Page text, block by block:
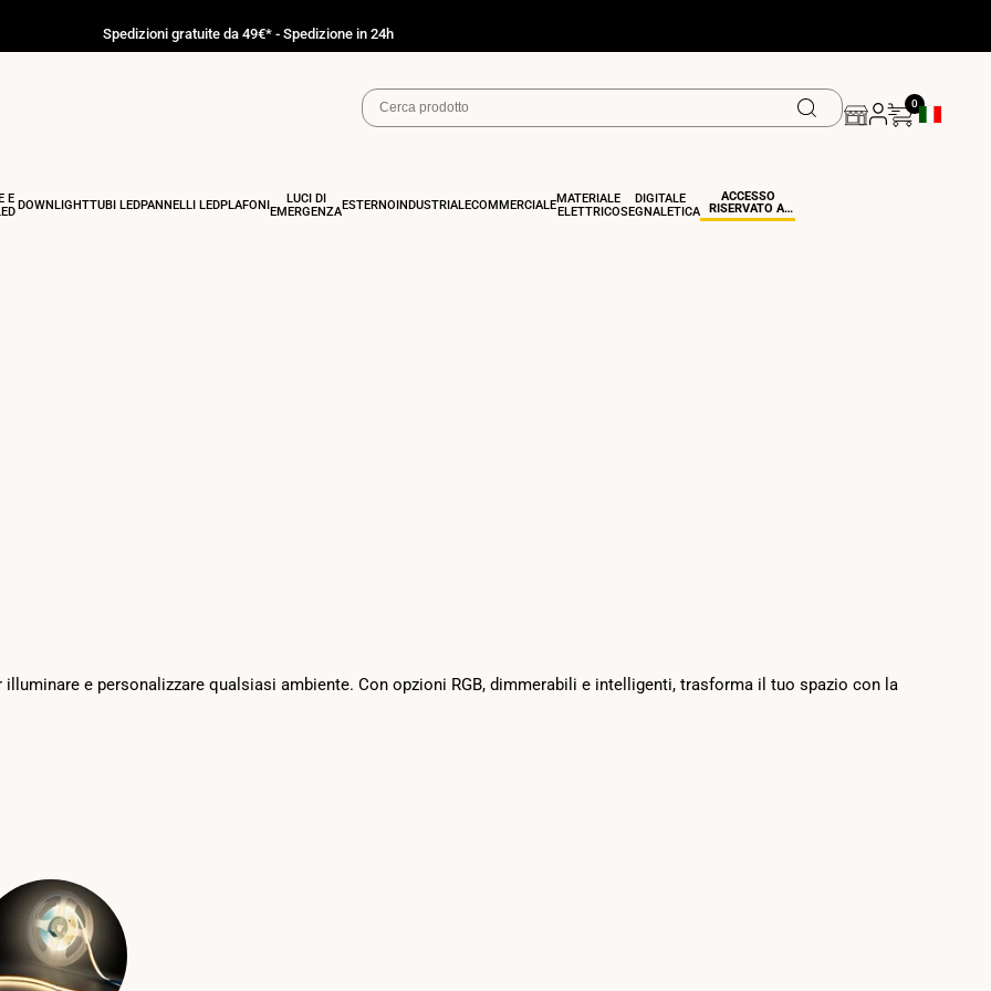
Spedizioni gratuite da 49€* - Spedizione in 24h
0
Pulsante
E DOWNLIGHTTUBI LEDPANNELLI LEDPLAFONI
LUCI DI
EMERGENZAESTERNOINDUSTRIALECOMMERCIALEMATERIALE
ELETTRICO
DIGITALE
SEGNALETICA
ACCESSO
RISERVATO AI
PROFESSIONISTI
e personalizzare qualsiasi ambiente. Con opzioni RGB, dimmerabili e intelligenti, trasforma il tuo spazio con la